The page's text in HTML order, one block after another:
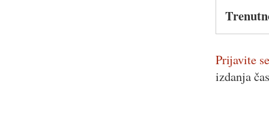
Prijavite
izdanja